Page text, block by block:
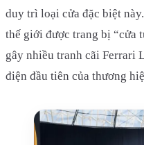
duy trì loại cửa đặc biệt
thế giới được trang bị “cửa
gây nhiều tranh cãi Ferrari
điện đầu tiên của thương